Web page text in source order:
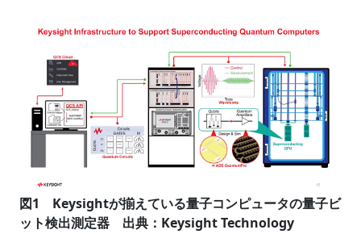
図1 Keysightが揃えている量子コンピュータの量子ビ
ット検出測定器 出典：Keysight Technology